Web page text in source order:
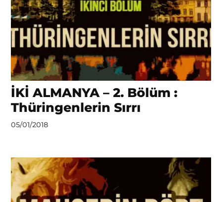
İKİ ALMANYA – 2. Bölüm :
Thüringenlerin Sırrı
by
05/01/2018